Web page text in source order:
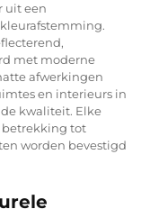
uit een
met moderne
afwerkingen
en interieurs in
kwaliteit. Elke
betrekking tot
worden bevestigd